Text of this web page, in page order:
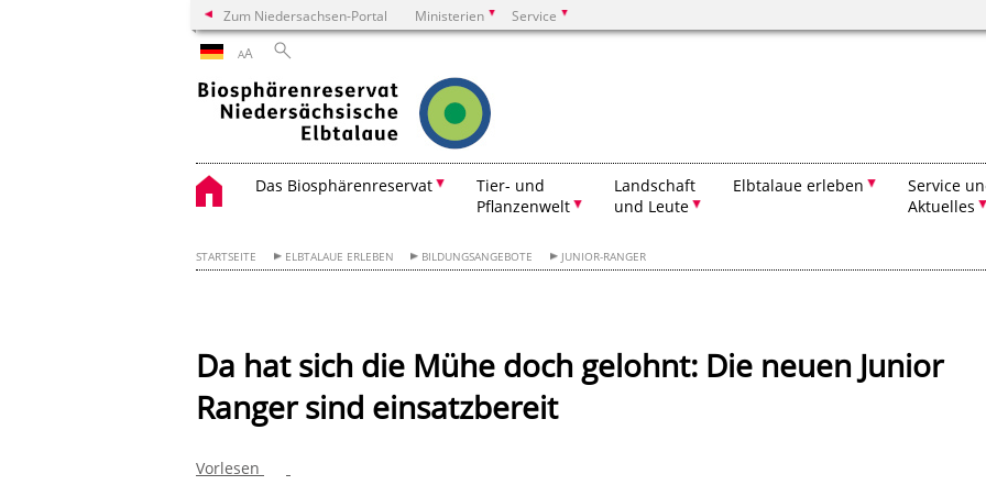
Zum Niedersachsen-Portal Ministerien Service
AA
Das Biosphärenreservat
Tier- und
Pflanzenwelt
Landschaft
und Leute
Elbtalaue erleben
Service
Aktuelles
STARTSEITE ELBTALAUE ERLEBEN BILDUNGSANGEBOTE JUNIOR-RANGER
Da hat sich die Mühe doch gelohnt: Die neuen Junior
Ranger sind einsatzbereit
Vorlesen